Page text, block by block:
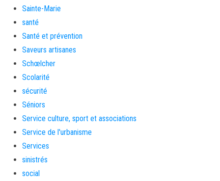
Sainte-Marie
santé
Santé et prévention
Saveurs artisanes
Schœlcher
Scolarité
sécurité
Séniors
Service culture, sport et associations
Service de l'urbanisme
Services
sinistrés
social